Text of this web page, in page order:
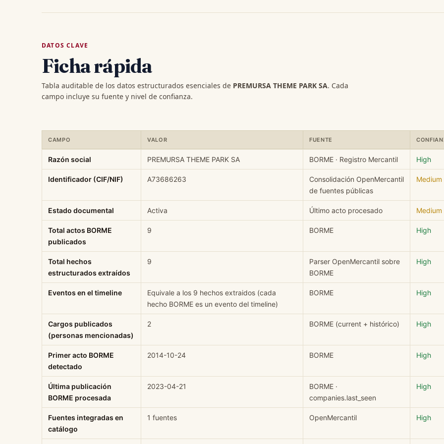
DATOS CLAVE
Ficha rápida
Tabla auditable de los datos estructurados esenciales de PREMURSA THEME PARK SA. Cada
campo incluye su fuente y nivel de confianza.
CAMPO VALOR FUENTE
Razón social PREMURSA THEME PARK SA BORME · Registro Mercantil High
Identificador (CIF/NIF) A73686263
Consolidación OpenMercantil
de fuentes públicas
Medium
Estado documental Activa Último acto procesado Medium
Total actos BORME
publicados
9 BORME High
Total hechos
estructurados extraídos
9
Parser OpenMercantil sobre
BORME
High
Eventos en el timeline
Equivale a los 9 hechos extraidos (cada
hecho BORME es un evento del timeline)
BORME High
Cargos publicados
(personas mencionadas)
2 BORME (current + histórico) High
Primer acto BORME
detectado
2014-10-24 BORME High
Última publicación
BORME procesada
2023-04-21
BORME ·
companies.last_seen
High
Fuentes integradas en
catálogo
1 fuentes OpenMercantil High